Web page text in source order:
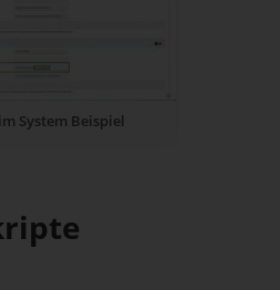
System Beispiel